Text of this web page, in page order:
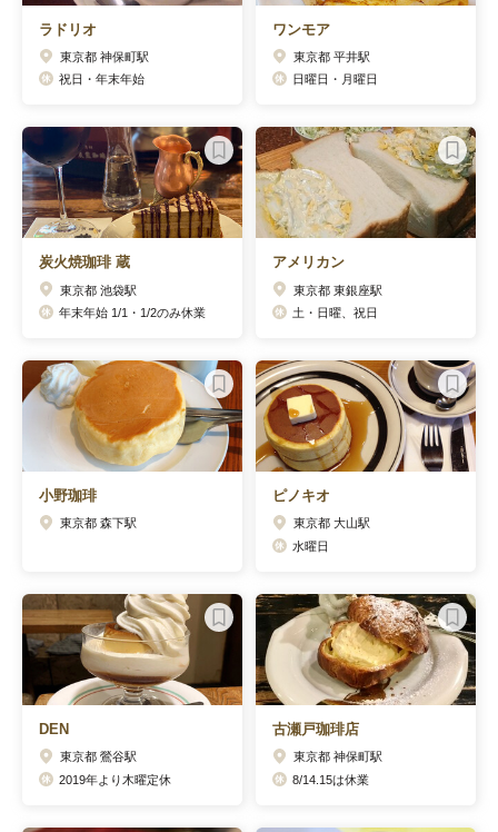
ラドリオ
東京都 神保町駅
祝日・年末年始
ワンモア
東京都 平井駅
日曜日・月曜日
炭火焼珈琲 蔵
東京都 池袋駅
年末年始 1/1・1/2のみ休業
アメリカン
東京都 東銀座駅
土・日曜、祝日
小野珈琲
東京都 森下駅
ピノキオ
東京都 大山駅
水曜日
DEN
東京都 鶯谷駅
2019年より木曜定休
古瀬戸珈琲店
東京都 神保町駅
8/14.15は休業